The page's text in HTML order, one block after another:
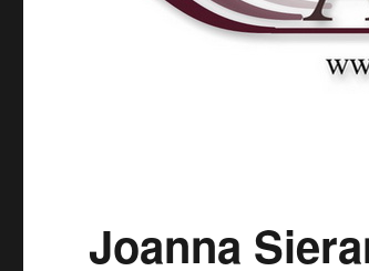
Joanna